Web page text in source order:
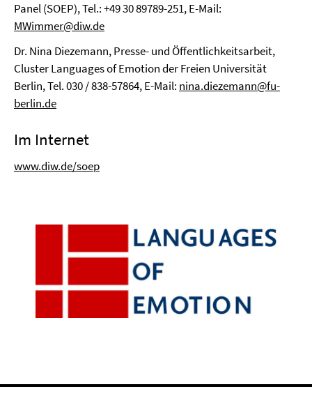
Panel (SOEP), Tel.: +49 30 89789-251, E-Mail:
MWimmer@diw.de
Dr. Nina Diezemann, Presse- und Öffentlichkeitsarbeit,
Cluster Languages of Emotion der Freien Universität
Berlin, Tel. 030 / 838-57864, E-Mail: nina.diezemann@fu-
berlin.de
Im Internet
www.diw.de/soep